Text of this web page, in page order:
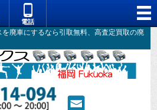
廃車にするなら引取無料、高査定買取の廃
電話